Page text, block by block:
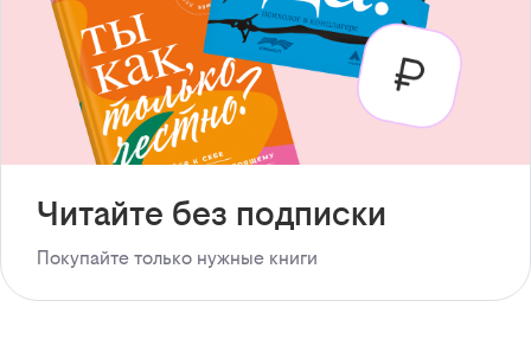
Читайте без подписки
Покупайте только нужные книги